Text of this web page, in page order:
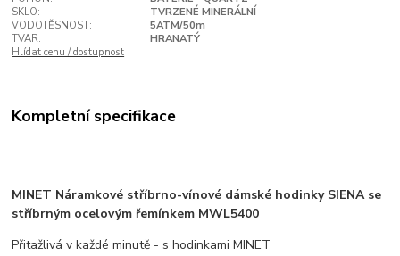
SKLO:
TVRZENÉ MINERÁLNÍ
VODOTĚSNOST:
5ATM/50m
TVAR:
HRANATÝ
Hlídat cenu / dostupnost
Kompletní specifikace
MINET Náramkové stříbrno-vínové dámské hodinky SIENA se
stříbrným ocelovým řemínkem MWL5400
Přitažlivá v každé minutě - s hodinkami MINET